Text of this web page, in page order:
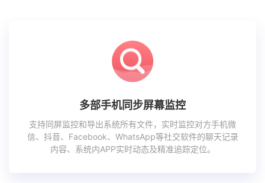
多部手机同步屏幕监控
支持同屏监控和导出系统所有文件，实时监控对方手机微
信、抖音、Facebook、WhatsApp等社交软件的聊天记录
内容、系统内APP实时动态及精准追踪定位。